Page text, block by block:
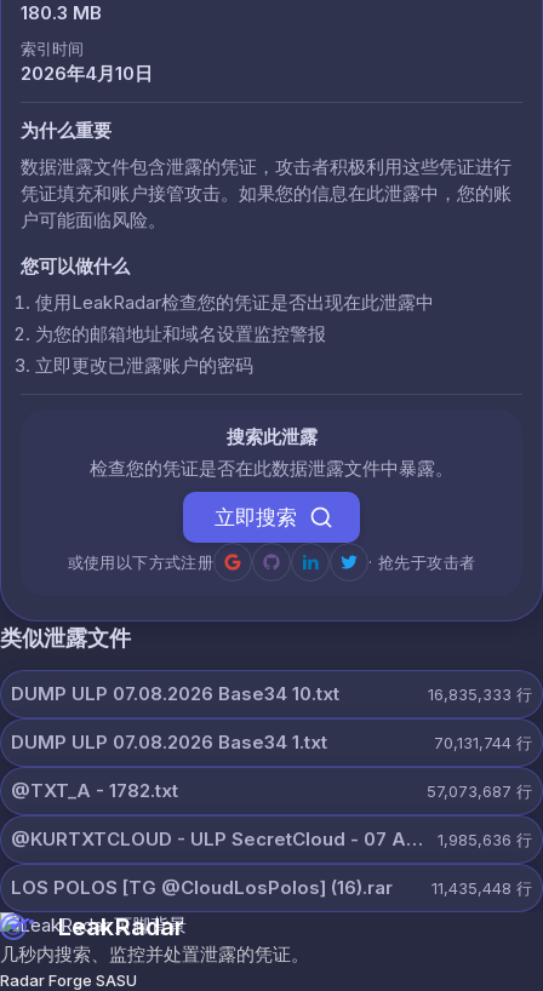
180.3 MB
索引时间
2026年4月10日
为什么重要
数据泄露文件包含泄露的凭证，攻击者积极利用这些凭证进行
凭证填充和账户接管攻击。如果您的信息在此泄露中，您的账
户可能面临风险。
您可以做什么
使用LeakRadar检查您的凭证是否出现在此泄露中
为您的邮箱地址和域名设置监控警报
立即更改已泄露账户的密码
搜索此泄露
检查您的凭证是否在此数据泄露文件中暴露。
立即搜索
或使用以下方式注册 · 抢先于攻击者
类似泄露文件
DUMP ULP 07.08.2026 Base34 10.txt 16,835,333 行
DUMP ULP 07.08.2026 Base34 1.txt 70,131,744 行
@TXT_A - 1782.txt 57,073,687 行
@KURTXTCLOUD - ULP SecretCloud - 07 August 2026.txt 1,985,636 行
LOS POLOS [TG @CloudLosPolos] (16).rar 11,435,448 行
LeakRadar
几秒内搜索、监控并处置泄露的凭证。
Radar Forge SASU